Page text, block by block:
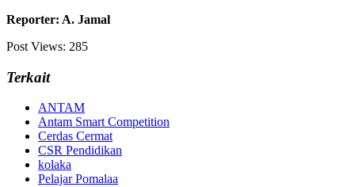
Reporter: A. Jamal
Post Views: 285
Terkait
ANTAM
Antam Smart Competition
Cerdas Cermat
CSR Pendidikan
kolaka
Pelajar Pomalaa